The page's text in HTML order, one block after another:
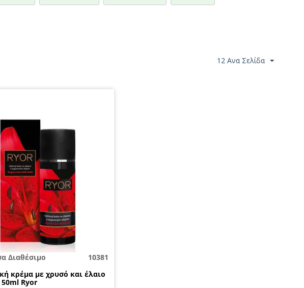
12 Ανα Σελίδα
Διαθέσιμο
10381
κρέμα με χρυσό και έλαιο
Ryor